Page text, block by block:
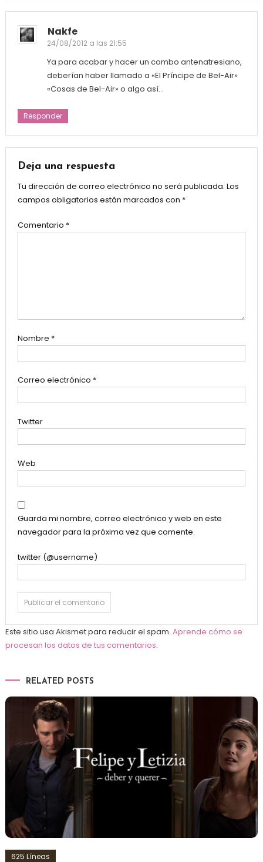
Nakfe
24/08/2012 a las 21:55
Ya para acabar y hacer un combo antenatresiano,
deberían haber llamado a «El Príncipe de Bel-Air»
«Cosas de Bel-Air» o algo así…
Responder
Deja una respuesta
Tu dirección de correo electrónico no será publicada. Los
campos obligatorios están marcados con *
Comentario *
Nombre *
Correo electrónico *
Twitter
Web
Guarda mi nombre, correo electrónico y web en este
navegador para la próxima vez que comente.
twitter (@username)
Este sitio usa Akismet para reducir el spam. Aprende cómo se
procesan los datos de tus comentarios.
RELATED POSTS
625 Líneas